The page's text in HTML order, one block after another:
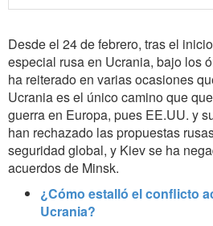
Desde el 24 de febrero, tras el
especial rusa en Ucrania, bajo los
ha reiterado en varias ocasiones
Ucrania es el único camino que
guerra en Europa, pues EE.UU. y
han rechazado las propuestas
seguridad global, y Kiev se ha
acuerdos de Minsk.
¿Cómo estalló el conflicto
Ucrania?